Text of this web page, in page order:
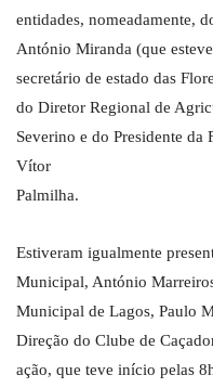
entidades, nomeadamente,
António Miranda (que
secretário de estado das
do Diretor Regional de
Severino e do Presidente da
Vítor
Palmilha.
Estiveram igualmente
Municipal, António
Municipal de Lagos, Paulo
Direção do Clube de
ação, que teve início pelas